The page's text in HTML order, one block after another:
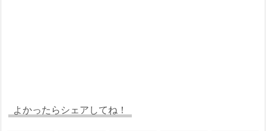
よかったらシェアしてね！